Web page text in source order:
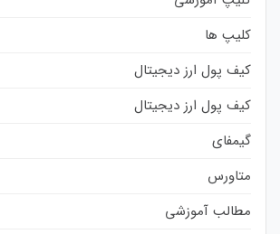
کلیپ ها
کیف پول ارز دیجیتال
کیف پول ارز دیجیتال
گیمفای
متاورس
مطالب آموزشی